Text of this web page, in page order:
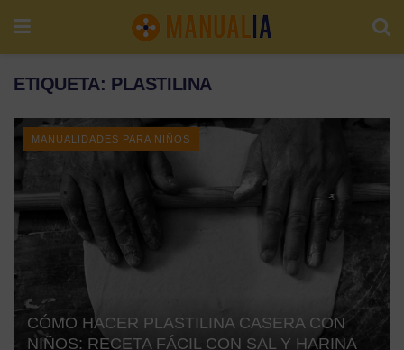
ETIQUETA: PLASTILINA
MANUALIDADES PARA NIÑOS
CÓMO HACER PLASTILINA CASERA CON
NIÑOS: RECETA FÁCIL CON SAL Y HARINA